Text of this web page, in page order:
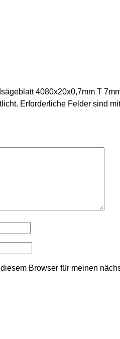
4080x20x0,7mm T
Erforderliche Felder sind
Browser für meinen